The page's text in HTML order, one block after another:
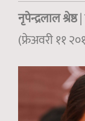
नृपेन्द्रलाल श्रेष्ठ|
(फ्रेअवरी ११